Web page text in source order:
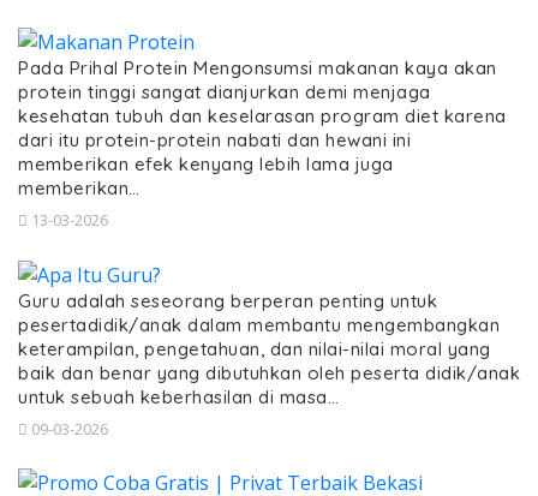
Pada Prihal Protein Mengonsumsi makanan kaya akan
protein tinggi sangat dianjurkan demi menjaga
kesehatan tubuh dan keselarasan program diet karena
dari itu protein-protein nabati dan hewani ini
memberikan efek kenyang lebih lama juga
memberikan…
13-03-2026
Guru adalah seseorang berperan penting untuk
pesertadidik/anak dalam membantu mengembangkan
keterampilan, pengetahuan, dan nilai-nilai moral yang
baik dan benar yang dibutuhkan oleh peserta didik/anak
untuk sebuah keberhasilan di masa…
09-03-2026